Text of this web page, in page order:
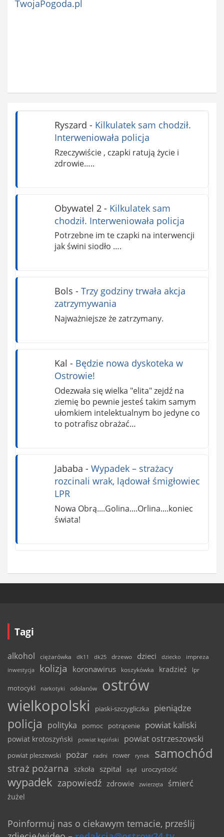
TwojaPogoda.pl
Ryszard - Kilkulatek sam chodził.
Interweniowała policja
Rzeczywiście , czapki ratują życie i
zdrowie…..
Obywatel 2- Kilkulatek sam
chodził. Interweniowała policja
Potrzebne im te czapki na interwencji
jak świni siodło ….
Bols - Trzy godziny trwała akcja
zatrzymywania
Najważniejsze że zatrzymany.
Kal - Będzie nowa dyskoteka w
Ostrowie!
Odezwała się wielka "elita" zejdź na
ziemię bo pewnie jesteś takim samym
ułomkiem intelektualnym bo jedyne co
to potrafisz obrażać…
Jababa - Wypadek – strażacy
rozcinali wrak, lądował śmigłowiec
LPR
Nowa Obrą....Golina....Orlina....koniec
świata!
Tagi
alkohol ciężarówka dk11 dk25 drzewo dzieci dziecko
impreza
inwestycja
kolizja koronawirus koszykówka kradzież lpr
motocykl narkotyki odolanów
ostrów
wielkopolski
piaski-szczygliczka pieniądze
policja polityka pomoc potrącenie powiat kaliski
powiat krotoszyński powiat kępiński powiat ostrzeszowski
powiat pleszewski pożar radni rower rynek samochód
straż pożarna szkoła szpital sąd uroczystość
wypadek zapowiedź zdrowie zwierzęta śmierć
żużel
Poinformuj nas o ciekawym temacie, prześlij